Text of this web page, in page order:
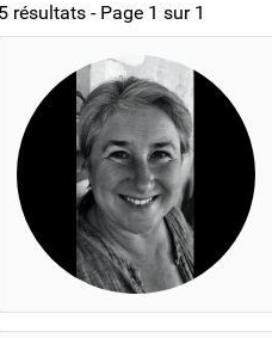
5 résultats - Page 1 sur 1